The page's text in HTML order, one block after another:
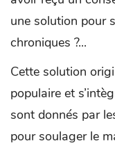
une solution pour
chroniques ?...
Cette solution
populaire et
sont donnés par
pour soulager le